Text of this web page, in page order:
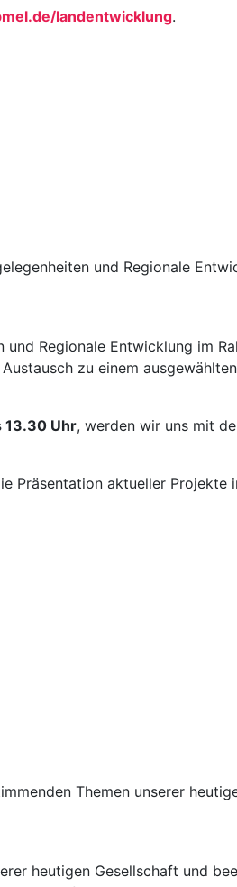
landentwicklung.
und Regionale
Regionale Entwicklung im
zu einem
13.30 Uhr, werden wir uns mit
Präsentation aktueller
Themen unserer
heutigen Gesellschaft und